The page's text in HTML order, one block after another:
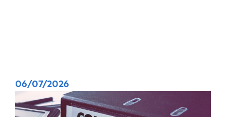
06/07/2026